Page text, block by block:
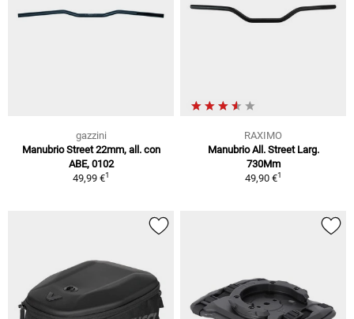
gazzini
Manubrio Street 22mm, all. con
ABE, 0102
49,99 €1
RAXIMO
Manubrio All. Street Larg.
730Mm
49,90 €1